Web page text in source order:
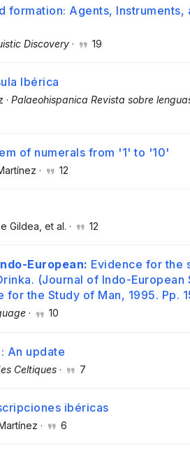
formation: Agents, Instruments,
Discovery · 19
Ibérica
· Palaeohispanica Revista sobre
of numerals from '1' to '10'
· 12
Gildea , et al. · 12
European: Evidence for the
(Journal of Indo-European
for the Study of Man, 1995. Pp.
· 10
An update
Celtiques · 7
ibéricas
· 6